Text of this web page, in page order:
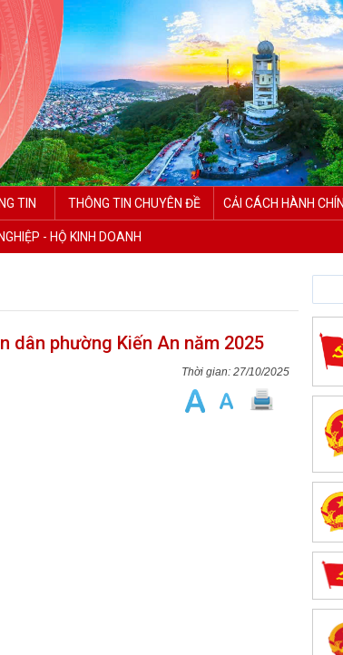
TIN THÔNG TIN CHUYÊN ĐỀ CẢI CÁCH HÀNH
- HỘ KINH DOANH
dân phường Kiến An năm 2025
27/10/2025